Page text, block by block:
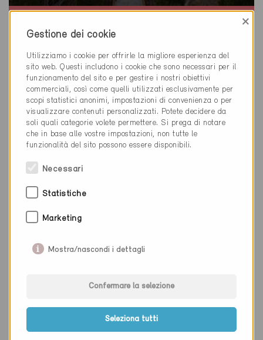
Definitivo
Prilly 1008
Nuova costruzione, Amministrazione
VD-450-P, ... (4)
Gestione dei cookie
×
Utilizziamo i cookie per offrirle la migliore esperienza del
sito web. Questi includono i cookie che sono necessari per il
funzionamento del sito e per gestire i nostri obiettivi
commerciali, così come quelli utilizzati esclusivamente per
scopi statistici anonimi, impostazioni di convenienza o per
visualizzare contenuti personalizzati. Potete decidere da
soli quali categorie volete permettere. Si prega di notare
che in base alle vostre impostazioni, non tutte le
funzionalità del sito possono essere disponibili.
Necessari
Statistiche
Marketing
Mostra/nascondi i dettagli
Confermare la selezione
Seleziona tutti